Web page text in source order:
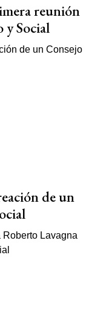
reunión
y Social
de un